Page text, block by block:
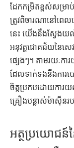
ដែកកម្រិតខ្ពស់សម្រា
ត្រូវពិចារណានៅពេល
នេះ យើងនឹងស្វែងយ
អនុវត្តជោគជ័យនៃសេ
ផ្សេងៗ។ តាមរយៈក
ដែលទាក់ទងនឹងការបោ
ចិត្តប្រកបដោយការ
គ្រឿងបន្លាស់ម៉ាស៊ីន
អត្ថប្រយោជន៍ន